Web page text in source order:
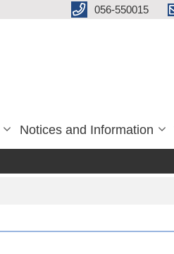
056-550015
Notices and Information